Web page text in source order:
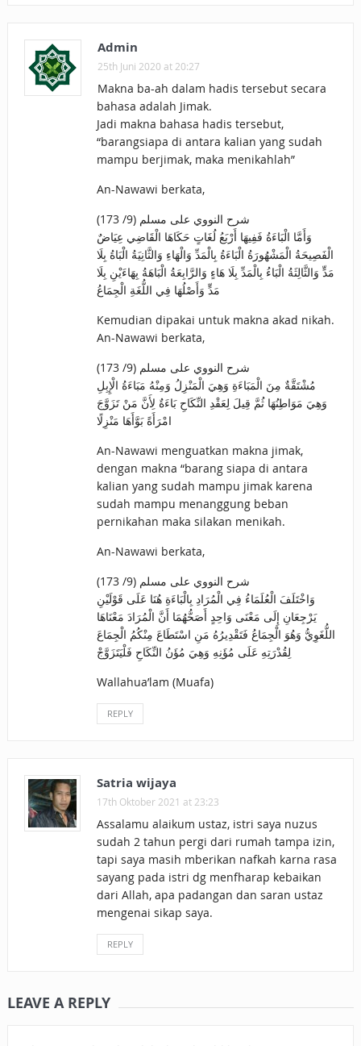
Admin
25th Juni 2020 at 20:27
Makna ba-ah dalam hadis tersebut secara
bahasa adalah Jimak.
Jadi makna bahasa hadis tersebut,
“barangsiapa di antara kalian yang sudah
mampu berjimak, maka menikahlah”
An-Nawawi berkata,
شرح النووي على مسلم (9/ 173)
وَأَمَّا الْبَاءَةُ فَفِيهَا أَرْبَعُ لُغَاتٍ حَكَاهَا الْقَاضِي عِيَاضٌ
الْفَصِيحَةُ الْمَشْهُورَةُ الْبَاءَةُ بِالْمَدِّ وَالْهَاءِ وَالثَّانِيَةُ الْبَاةُ بِلَا
مَدٍّ وَالثَّالِثَةُ الْبَاءُ بِالْمَدِّ بِلَا هَاءٍ وَالرَّابِعَةُ الْبَاهَةُ بِهَاءَيْنِ بِلَا
مَدٍّ وَأَصْلُهَا فِي اللُّغَةِ الْجِمَاعُ
Kemudian dipakai untuk makna akad nikah.
An-Nawawi berkata,
شرح النووي على مسلم (9/ 173)
مُشْتَقَّةٌ مِنَ الْمَبَاءَةِ وَهِيَ الْمَنْزِلُ وَمِنْهُ مَبَاءَةُ الْإِبِلِ
وَهِيَ مَوَاطِنُهَا ثُمَّ قِيلَ لِعَقْدِ النِّكَاحِ بَاءَةٌ لِأَنَّ مَنْ تَزَوَّجَ
امْرَأَةً بَوَّأَهَا مَنْزِلًا
An-Nawawi menguatkan makna jimak,
dengan makna “barang siapa di antara
kalian yang sudah mampu jimak karena
sudah mampu menanggung beban
pernikahan maka silakan menikah.
An-Nawawi berkata,
شرح النووي على مسلم (9/ 173)
وَاخْتَلَفَ الْعُلَمَاءُ فِي الْمُرَادِ بِالْبَاءَةِ هُنَا عَلَى قَوْلَيْنِ
يَرْجِعَانِ إِلَى مَعْنَى وَاحِدٍ أَصَحُّهُمَا أَنَّ الْمُرَادَ مَعْنَاهَا
اللُّغَوِيُّ وَهُوَ الْجِمَاعُ فَتَقْدِيرُهُ مَنِ اسْتَطَاعَ مِنْكُمُ الْجِمَاعَ
لِقُدْرَتِهِ عَلَى مُؤَنِهِ وَهِيَ مُؤَنُ النِّكَاحِ فَلْيَتَزَوَّجْ
Wallahua’lam (Muafa)
REPLY
Satria wijaya
17th Oktober 2021 at 23:23
Assalamu alaikum ustaz, istri saya nuzus
sudah 2 tahun pergi dari rumah tampa izin,
tapi saya masih mberikan nafkah karna rasa
sayang pada istri dg menfharap kebaikan
dari Allah, apa padangan dan saran ustaz
mengenai sikap saya.
REPLY
LEAVE A REPLY